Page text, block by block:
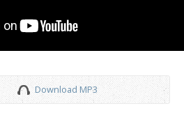
Download MP3